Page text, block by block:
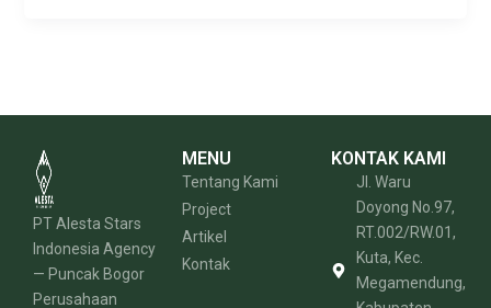
PT Alesta Stars
Indonesia Agency
— Puncak Bogor
Perusahaan
MENU
Tentang Kami
Project
Artikel
Kontak
KONTAK KAMI
Jl. Waru
Doyong No.97,
RT.002/RW.01,
Kuta, Kec.
Megamendung,